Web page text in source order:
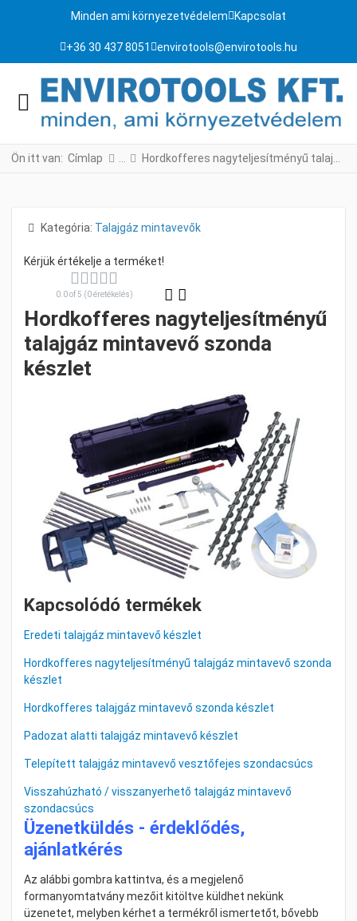
Minden ami környezetvédelem Kapcsolat
+36 30 437 8051 envirotools@envirotools.hu
Ön itt van: Címlap Hordkofferes nagyteljesítményű talajgáz mintavevő szonda készlet
Részletek
Kategória: Talajgáz mintavevők
0.0 of 5 (0 éretékelés)
Hordkofferes nagyteljesítményű
talajgáz mintavevő szonda
készlet
Kapcsolódó termékek
Eredeti talajgáz mintavevő készlet
Hordkofferes nagyteljesítményű talajgáz mintavevő szonda
készlet
Hordkofferes talajgáz mintavevő szonda készlet
Padozat alatti talajgáz mintavevő készlet
Telepített talajgáz mintavevő vesztőfejes szondacsúcs
Visszahúzható / visszanyerhető talajgáz mintavevő
szondacsúcs
Üzenetküldés - érdeklődés,
ajánlatkérés
Az alábbi gombra kattintva, és a megjelenő
formanyomtatvány mezőit kitöltve küldhet nekünk
üzenetet, melyben kérhet a termékről ismertetőt, bővebb